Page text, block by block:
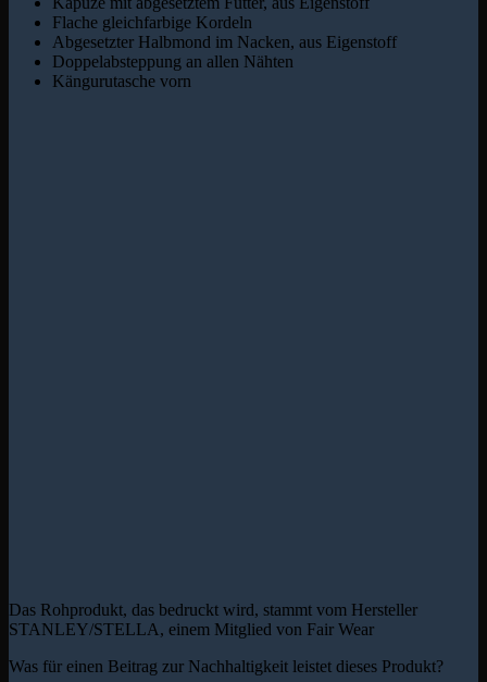
Flache gleichfarbige Kordeln
Abgesetzter Halbmond im Nacken, aus Eigenstoff
Doppelabsteppung an allen Nähten
Kängurutasche vorn
Das Rohprodukt, das bedruckt wird, stammt vom Hersteller
STANLEY/STELLA, einem Mitglied von Fair Wear
Was für einen Beitrag zur Nachhaltigkeit leistet dieses Produkt?